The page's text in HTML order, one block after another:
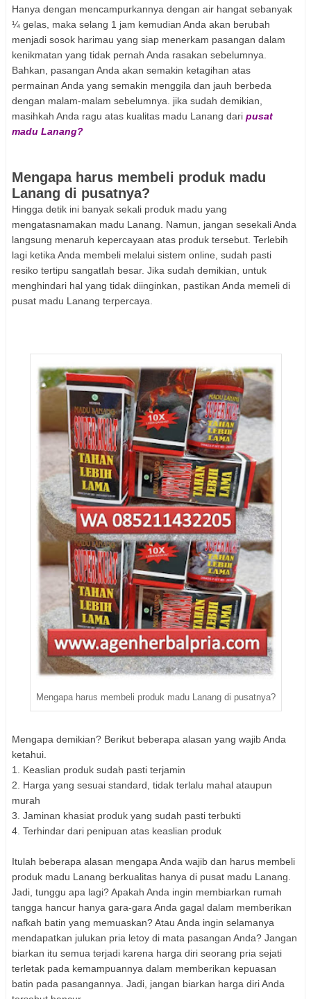
Hanya dengan mencampurkannya dengan air hangat sebanyak
¼ gelas, maka selang 1 jam kemudian Anda akan berubah
menjadi sosok harimau yang siap menerkam pasangan dalam
kenikmatan yang tidak pernah Anda rasakan sebelumnya.
Bahkan, pasangan Anda akan semakin ketagihan atas
permainan Anda yang semakin menggila dan jauh berbeda
dengan malam-malam sebelumnya. jika sudah demikian,
masihkah Anda ragu atas kualitas madu Lanang dari pusat
madu Lanang?
Mengapa harus membeli produk madu
Lanang di pusatnya?
Hingga detik ini banyak sekali produk madu yang
mengatasnamakan madu Lanang. Namun, jangan sesekali Anda
langsung menaruh kepercayaan atas produk tersebut. Terlebih
lagi ketika Anda membeli melalui sistem online, sudah pasti
resiko tertipu sangatlah besar. Jika sudah demikian, untuk
menghindari hal yang tidak diinginkan, pastikan Anda memeli di
pusat madu Lanang terpercaya.
Mengapa harus membeli produk madu Lanang di pusatnya?
Mengapa demikian? Berikut beberapa alasan yang wajib Anda
ketahui.
1. Keaslian produk sudah pasti terjamin
2. Harga yang sesuai standard, tidak terlalu mahal ataupun
murah
3. Jaminan khasiat produk yang sudah pasti terbukti
4. Terhindar dari penipuan atas keaslian produk
Itulah beberapa alasan mengapa Anda wajib dan harus membeli
produk madu Lanang berkualitas hanya di pusat madu Lanang.
Jadi, tunggu apa lagi? Apakah Anda ingin membiarkan rumah
tangga hancur hanya gara-gara Anda gagal dalam memberikan
nafkah batin yang memuaskan? Atau Anda ingin selamanya
mendapatkan julukan pria letoy di mata pasangan Anda? Jangan
biarkan itu semua terjadi karena harga diri seorang pria sejati
terletak pada kemampuannya dalam memberikan kepuasan
batin pada pasangannya. Jadi, jangan biarkan harga diri Anda